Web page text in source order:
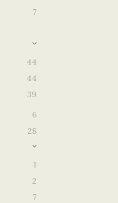
7
44
44
39
6
28
1
2
7